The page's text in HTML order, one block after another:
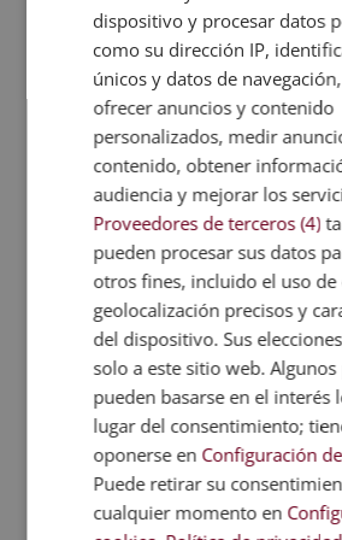
Tutorías personalizadas
asignado durante todo el
Webinars audiovisuales
dudas y consolidar lo
mayor claridad.
Un curso inicial de
la información sobre
campus y titulación antes de
Salidas y aplicación
profesional
Este máster tiene valor para
trabajar dentro del
RR.HH.o del área de
personal de una empresa,
de contratación, nóminas y
dispositivo y procesar datos
como su dirección IP,
únicos y datos de
ofrecer anuncios y contenido
personalizados, medir
contenido, obtener
audiencia y mejorar los
Proveedores de terceros (4)
pueden procesar sus datos
otros fines, incluido el uso de
geolocalización precisos y
del dispositivo. Sus
solo a este sitio web.
pueden basarse en el interés
lugar del consentimiento;
oponerse en Configuración
Puede retirar su
cualquier momento en